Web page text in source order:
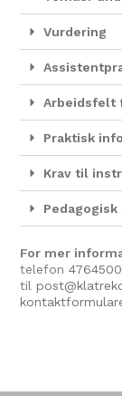
Vurdering
Arbeidsfelt
Praktisk
Krav til
For mer
telefon
til